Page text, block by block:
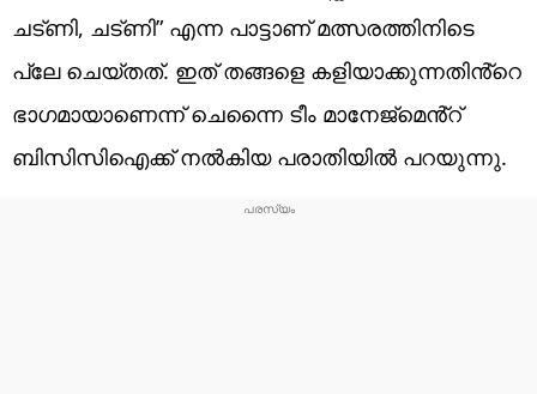
ചട്ണി, ചട്ണി” എന്ന പാട്ടാണ് മത്സരത്തിനിടെ
പ്ലേ ചെയ്തത്. ഇത് തങ്ങളെ കളിയാക്കുന്നതിൻ്റെ
ഭാഗമായാണെന്ന് ചെന്നൈ ടീം മാനേജ്മെൻ്റ്
ബിസിസിഐക്ക് നൽകിയ പരാതിയിൽ പറയുന്നു.